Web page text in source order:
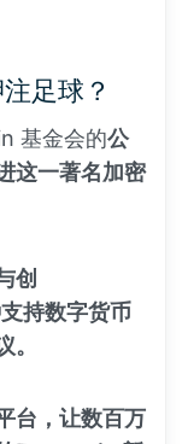
足球？
基金会的公
这一著名加密
创
持数字货币
台，让数百万